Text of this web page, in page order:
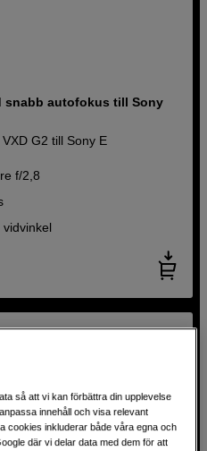
snabb autofokus till Sony
G2 till Sony E
f/2,8
så att vi kan förbättra din upplevelse
innehåll och visa relevant
cookies inkluderar både våra egna och
där vi delar data med dem för att